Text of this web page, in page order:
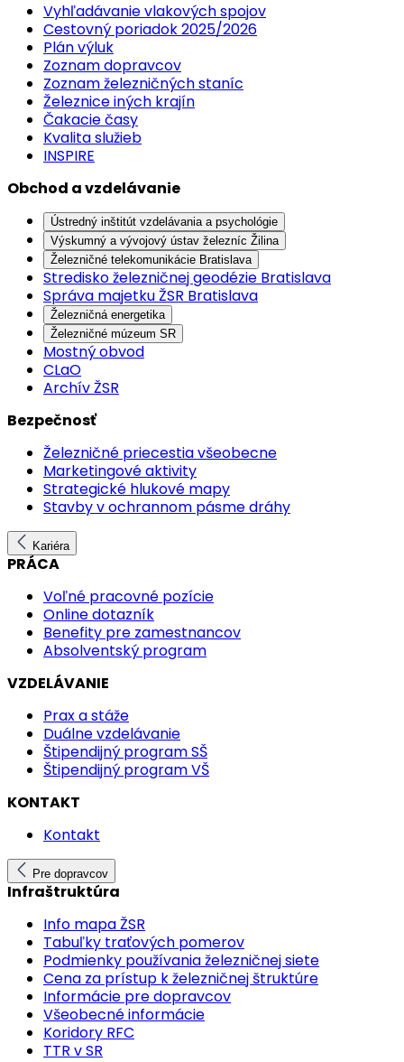
Vyhľadávanie vlakových spojov
Cestovný poriadok 2025/2026
Plán výluk
Zoznam dopravcov
Zoznam železničných staníc
Železnice iných krajín
Čakacie časy
Kvalita služieb
INSPIRE
Obchod a vzdelávanie
Ústredný inštitút vzdelávania a psychológie
Výskumný a vývojový ústav železníc Žilina
Železničné telekomunikácie Bratislava
Stredisko železničnej geodézie Bratislava
Správa majetku ŽSR Bratislava
Železničná energetika
Železničné múzeum SR
Mostný obvod
CLaO
Archív ŽSR
Bezpečnosť
Železničné priecestia všeobecne
Marketingové aktivity
Strategické hlukové mapy
Stavby v ochrannom pásme dráhy
Kariéra
PRÁCA
Voľné pracovné pozície
Online dotazník
Benefity pre zamestnancov
Absolventský program
VZDELÁVANIE
Prax a stáže
Duálne vzdelávanie
Štipendijný program SŠ
Štipendijný program VŠ
KONTAKT
Kontakt
Pre dopravcov
Infraštruktúra
Info mapa ŽSR
Tabuľky traťových pomerov
Podmienky používania železničnej siete
Cena za prístup k železničnej štruktúre
Informácie pre dopravcov
Všeobecné informácie
Koridory RFC
TTR v SR